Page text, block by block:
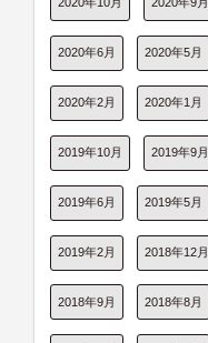
2020年10月 2020年9月
2020年6月 2020年5月
2020年2月 2020年1月
2019年10月 2019年9月
2019年6月 2019年5月
2019年2月 2018年12月
2018年9月 2018年8月